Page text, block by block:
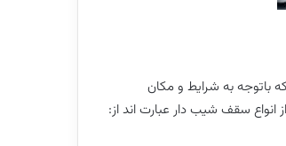
باتوجه به شرایط و مکان
سقف شیب دار عبارت اند از: